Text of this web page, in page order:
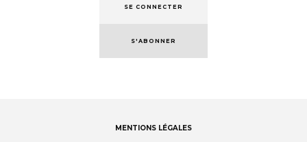
SE CONNECTER
S'ABONNER
MENTIONS LÉGALES